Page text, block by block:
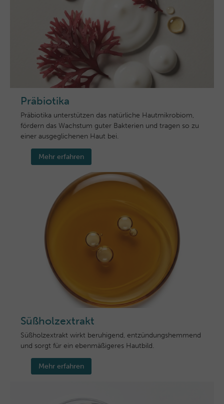
Präbiotika
Präbiotika unterstützen das natürliche Hautmikrobiom,
fördern das Wachstum guter Bakterien und tragen so zu
einer ausgeglichenen Haut bei.
Mehr erfahren
Süßholzextrakt
Süßholzextrakt wirkt beruhigend, entzündungshemmend
und sorgt für ein ebenmäßigeres Hautbild.
Mehr erfahren